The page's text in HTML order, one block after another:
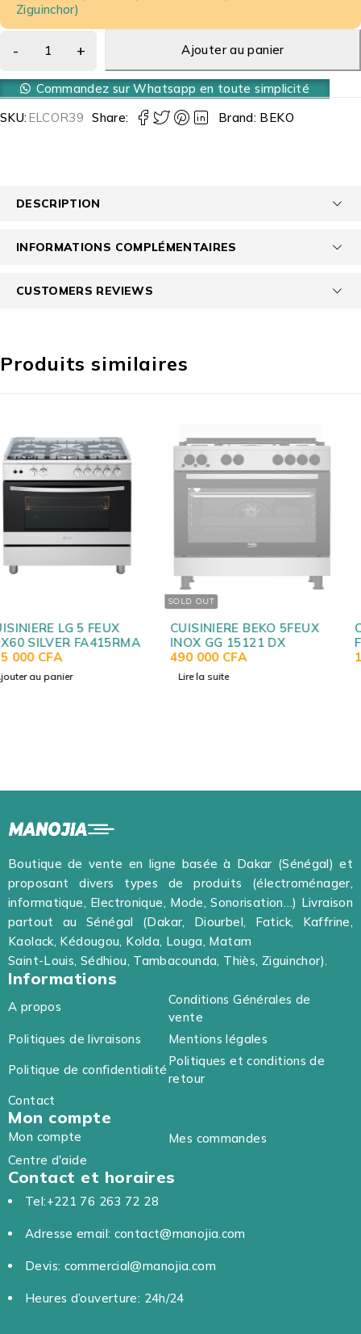
Ziguinchor)
Ajouter au panier
Commandez sur Whatsapp en toute simplicité
SKU:ELCOR39 Share: Brand: BEKO
DESCRIPTION
INFORMATIONS COMPLÉMENTAIRES
CUSTOMERS REVIEWS
Produits similaires
CUISINIERE BEKO 5FEUX
INOX GG 15121 DX
490 000
Lire la suite
CUISINIERE TECHNOLUX 4
FEUX 60X60 TEC6OCS
130 000
Ajouter au panier
Boutique de vente en ligne basée à Dakar (Sénégal) et
proposant divers types de produits (électroménager,
informatique, Electronique, Mode, Sonorisation…) Livraison
partout au Sénégal (Dakar, Diourbel, Fatick, Kaffrine,
Kaolack, Kédougou, Kolda, Louga, Matam
Saint-Louis, Sédhiou, Tambacounda, Thiès, Ziguinchor).
Informations
A propos
Conditions Générales de
vente
Politiques de livraisons
Mentions légales
Politique de confidentialité
Politiques et conditions de
retour
Contact
Mon compte
Mon compte
Mes commandes
Centre d'aide
Contact et horaires
Tel:+221 76 263 72 28
Adresse email: contact@manojia.com
Devis: commercial@manojia.com
Heures d’ouverture: 24h/24